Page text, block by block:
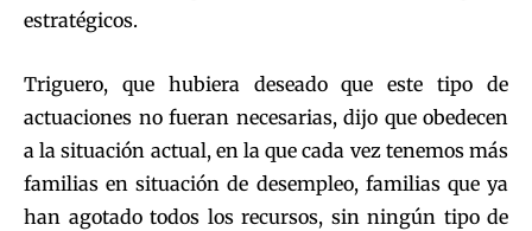
estratégicos.
Triguero, que hubiera deseado que este tipo de
actuaciones no fueran necesarias, dijo que obedecen
a la situación actual, en la que cada vez tenemos más
familias en situación de desempleo, familias que ya
han agotado todos los recursos, sin ningún tipo de